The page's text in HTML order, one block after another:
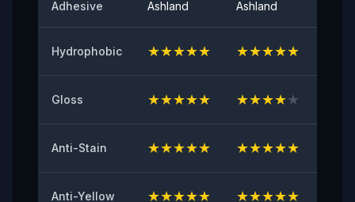
Initial Adhesive
≤2
Adhesive Ashland Ashland
Hydrophobic ★★★★★ ★★★★★
Gloss ★★★★★ ★★★★★
Anti-Stain ★★★★★ ★★★★★
Anti-Yellow ★★★★★ ★★★★★